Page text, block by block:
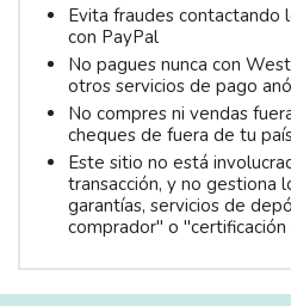
Evita fraudes contactando
con PayPal
No pagues nunca con
otros servicios de pago
No compres ni vendas
cheques de fuera de tu
Este sitio no está
transacción, y no gestiona
garantías, servicios de
comprador" o